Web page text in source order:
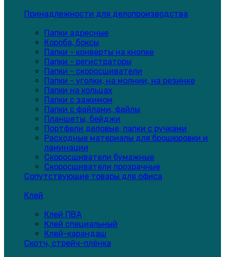
Принадлежности для делопроизводства
Папки адресные
Короба, боксы
Папки - конверты на кнопке
Папки - регистраторы
Папки - скоросшиватели
Папки - уголки, на молнии, на резинке
Папки на кольцах
Папки с зажимом
Папки с файлами, файлы
Планшеты, бейджи
Портфели деловые, папки с ручками
Расходные материалы для брошюровки и
ламинации
Скоросшиватели бумажные
Скоросшиватели прозрачные
Сопутствующие товары для офиса
Клей
Клей ПВА
Клей специальный
Клей-карандаш
Скотч, стрейч-плёнка